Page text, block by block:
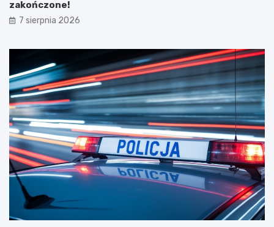
zakończone!
7 sierpnia 2026